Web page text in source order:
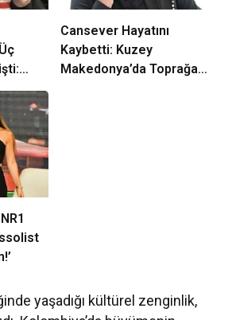
Veda
Cansever Hayatını
Kaybetti: Kuzey
Makedonya’da Toprağa
yaşadığı kültürel zenginlik,